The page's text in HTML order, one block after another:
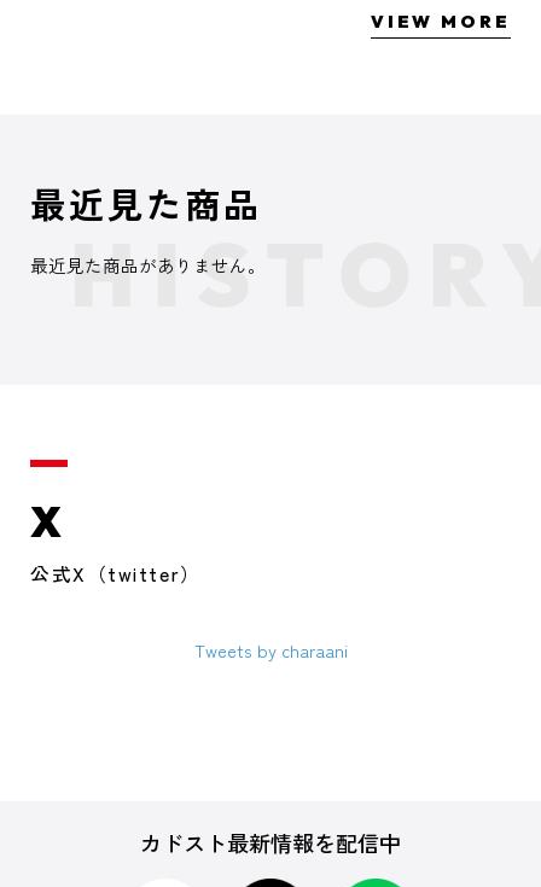
VIEW MORE
最近見た商品
最近見た商品がありません。
X
公式X（twitter）
Tweets by charaani
カドスト最新情報を配信中